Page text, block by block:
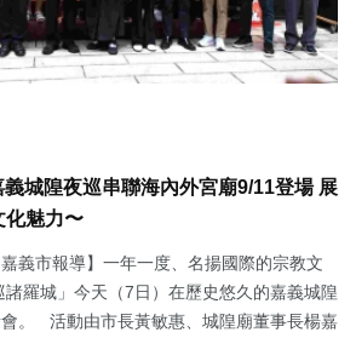
城隍夜巡串聯海內外宮廟9/11登場 展
化魅力〜
嘉義市報導】一年一度、名揚國際的宗教文
羅城」今天（7日）在歷史悠久的嘉義城隍
。 活動由市長黃敏惠、城隍廟董事長楊嘉